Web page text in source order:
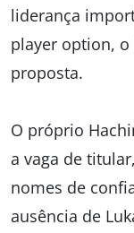
liderança
player option, o
proposta.
O próprio
a vaga de
nomes de
ausência de